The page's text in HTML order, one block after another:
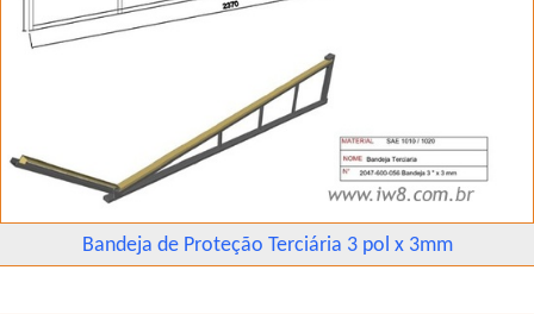
Bandeja de Proteção Terciária 3 pol x 3mm